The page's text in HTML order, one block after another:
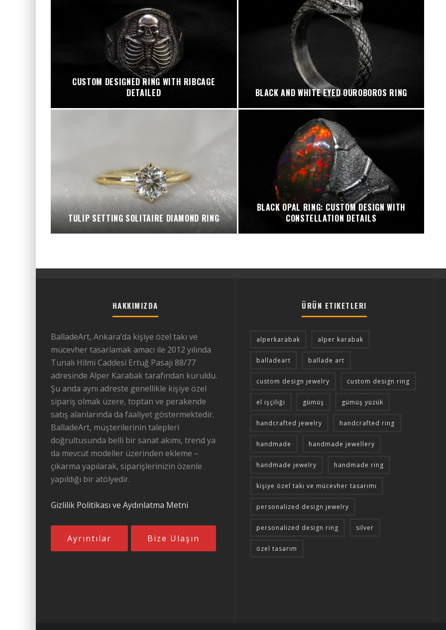
CUSTOM DESIGNED RING WITH RIBCAGE
DETAILED
BLACK AND WHITE EYED OUROBOROS RING
TULIP SETTING SOLITAIRE DIAMOND RING
BLACK OPAL RING: CUSTOM DESIGN WITH
CONSTELLATION DETAILS
HAKKIMIZDA
BalladeArt, Ankara’da kişiye özel takı ve
mücevher tasarlamak amacı ile 2012 yılında
Tunalı Hilmi Caddesi Ertuğ Pasajı 88/77
adresinde Alper Karabak tarafından kuruldu.
Şu anda aynı adreste genellikle kişiye özel
sipariş olmak üzere, toptan ve perakende
satış alanlarında da faaliyet göstermektedir.
BalladeArt, müşterilerinin talepleri
doğrultusunda belli bir sanat akımı, trend ya
da mevcut modeller üzerinden ekleme –
çıkarma yapılarak, siparişlerinizin özenle
yapıldığı bir atölyedir.
Gizlilik Politikası ve Aydınlatma Metni
Ayrıntılar Bize Ulaşın
ÜRÜN ETIKETLERI
alperkarabak alper karabak
balladeart ballade art
custom design jewelry custom design ring
el işçiliği gümüş gümüş yüzük
handcrafted jewelry handcrafted ring
handmade handmade jewellery
handmade jewelry handmade ring
kişiye özel takı ve mücevher tasarımı
personalized design jewelry
personalized design ring silver
özel tasarım